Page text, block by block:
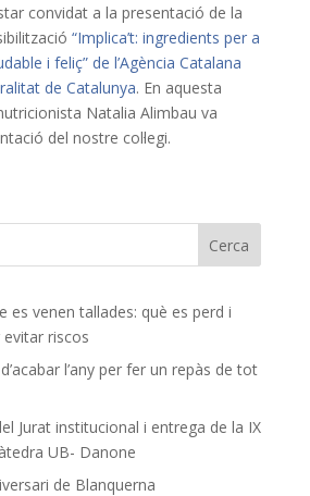
convidat a la presentació de la
“Implica’t: ingredients per a
i feliç” de l’Agència Catalana
de Catalunya. En aquesta
Natalia Alimbau va
del nostre col·legi.
es venen tallades: què es perd i
riscos
l’any per fer un repàs de tot
Jurat institucional i entrega de la IX
UB- Danone
de Blanquerna